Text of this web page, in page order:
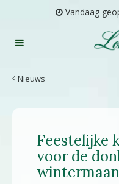
Nieuws
Vandaag
Feestelijke
voor de